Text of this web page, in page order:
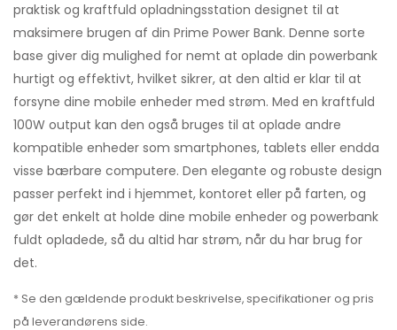
praktisk og kraftfuld opladningsstation designet til at
maksimere brugen af din Prime Power Bank. Denne sorte
base giver dig mulighed for nemt at oplade din powerbank
hurtigt og effektivt, hvilket sikrer, at den altid er klar til at
forsyne dine mobile enheder med strøm. Med en kraftfuld
100W output kan den også bruges til at oplade andre
kompatible enheder som smartphones, tablets eller endda
visse bærbare computere. Den elegante og robuste design
passer perfekt ind i hjemmet, kontoret eller på farten, og
gør det enkelt at holde dine mobile enheder og powerbank
fuldt opladede, så du altid har strøm, når du har brug for
det.
* Se den gældende produkt beskrivelse, specifikationer og pris
på leverandørens side.